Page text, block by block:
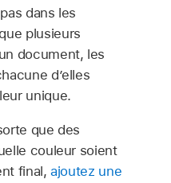
dans les
plusieurs
document, les
d’elles
unique.
que des
couleur soient
final,ajoutez une